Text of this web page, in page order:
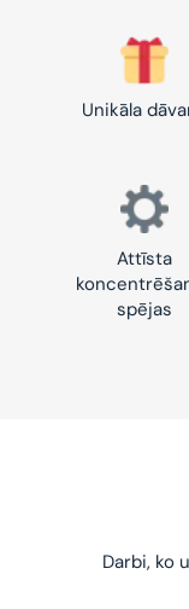
Unikāla
Attīsta
spējas
Darbi, ko